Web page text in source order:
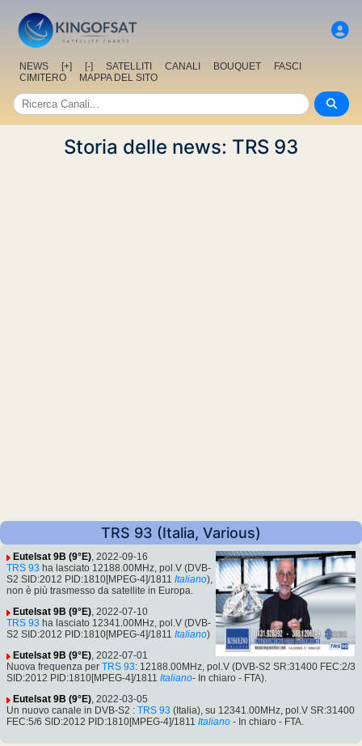
NEWS [+] [-] SATELLITI CANALI BOUQUET
FASCI
CIMITERO
MAPPA DEL SITO
Storia delle news: TRS 93
TRS 93 (Italia, Various)
Eutelsat 9B (9°E), 2022-09-16
TRS 93 ha lasciato 12188.00MHz, pol.V (DVB-
S2 SID:2012 PID:1810[MPEG-4]/1811 Italiano),
non è più trasmesso da satellite in Europa.
Eutelsat 9B (9°E), 2022-07-10
TRS 93 ha lasciato 12341.00MHz, pol.V (DVB-
S2 SID:2012 PID:1810[MPEG-4]/1811 Italiano)
Eutelsat 9B (9°E), 2022-07-01
Nuova frequenza per TRS 93: 12188.00MHz, pol.V (DVB-S2 SR:31400 FEC:2/3
SID:2012 PID:1810[MPEG-4]/1811 Italiano- In chiaro - FTA).
Eutelsat 9B (9°E), 2022-03-05
Un nuovo canale in DVB-S2 : TRS 93 (Italia), su 12341.00MHz, pol.V SR:31400
FEC:5/6 SID:2012 PID:1810[MPEG-4]/1811 Italiano - In chiaro - FTA.